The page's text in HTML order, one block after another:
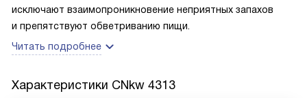
исключают взаимопроникновение неприятных запахов
и препятствуют обветриванию пищи.
Читать подробнее
Характеристики CNkw 4313